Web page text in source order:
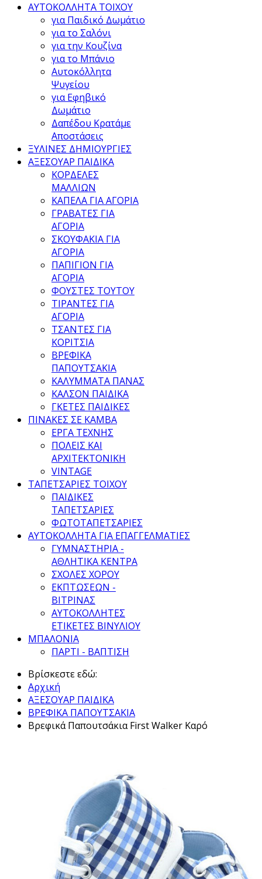
ΑΥΤΟΚΟΛΛΗΤΑ ΤΟΙΧΟΥ
για Παιδικό Δωμάτιο
για το Σαλόνι
για την Κουζίνα
για το Μπάνιο
Αυτοκόλλητα
Ψυγείου
για Εφηβικό
Δωμάτιο
Δαπέδου Κρατάμε
Αποστάσεις
ΞΥΛΙΝΕΣ ΔΗΜΙΟΥΡΓΙΕΣ
ΑΞΕΣΟΥΑΡ ΠΑΙΔΙΚΑ
ΚΟΡΔΕΛΕΣ
ΜΑΛΛΙΩΝ
ΚΑΠΕΛΑ ΓΙΑ ΑΓΟΡΙΑ
ΓΡΑΒΑΤΕΣ ΓΙΑ
ΑΓΟΡΙΑ
ΣΚΟΥΦΑΚΙΑ ΓΙΑ
ΑΓΟΡΙΑ
ΠΑΠΙΓΙΟΝ ΓΙΑ
ΑΓΟΡΙΑ
ΦΟΥΣΤΕΣ ΤΟΥΤΟΥ
ΤΙΡΑΝΤΕΣ ΓΙΑ
ΑΓΟΡΙΑ
ΤΣΑΝΤΕΣ ΓΙΑ
ΚΟΡΙΤΣΙΑ
ΒΡΕΦΙΚΑ
ΠΑΠΟΥΤΣΑΚΙΑ
ΚΑΛΥΜΜΑΤΑ ΠΑΝΑΣ
ΚΑΛΣΟΝ ΠΑΙΔΙΚΑ
ΓΚΕΤΕΣ ΠΑΙΔΙΚΕΣ
ΠΙΝΑΚΕΣ ΣΕ ΚΑΜΒΑ
ΕΡΓΑ ΤΕΧΝΗΣ
ΠΟΛΕΙΣ ΚΑΙ
ΑΡΧΙΤΕΚΤΟΝΙΚΗ
VINTAGE
ΤΑΠΕΤΣΑΡΙΕΣ ΤΟΙΧΟΥ
ΠΑΙΔΙΚΕΣ
ΤΑΠΕΤΣΑΡΙΕΣ
ΦΩΤΟΤΑΠΕΤΣΑΡΙΕΣ
ΑΥΤΟΚΟΛΛΗΤΑ ΓΙΑ ΕΠΑΓΓΕΛΜΑΤΙΕΣ
ΓΥΜΝΑΣΤΗΡΙΑ -
ΑΘΛΗΤΙΚΑ ΚΕΝΤΡΑ
ΣΧΟΛΕΣ ΧΟΡΟΥ
ΕΚΠΤΩΣΕΩΝ -
ΒΙΤΡΙΝΑΣ
ΑΥΤΟΚΟΛΛΗΤΕΣ
ΕΤΙΚΕΤΕΣ ΒΙΝΥΛΙΟΥ
ΜΠΑΛΟΝΙΑ
ΠΑΡΤΙ - ΒΑΠΤΙΣΗ
Βρίσκεστε εδώ:
Αρχική
ΑΞΕΣΟΥΑΡ ΠΑΙΔΙΚΑ
ΒΡΕΦΙΚΑ ΠΑΠΟΥΤΣΑΚΙΑ
Βρεφικά Παπουτσάκια First Walker Καρό